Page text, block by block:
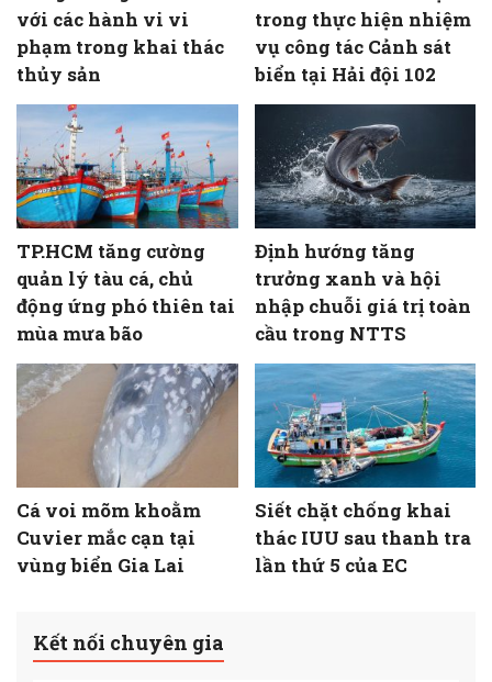
với các hành vi vi
phạm trong khai thác
thủy sản
trong thực hiện nhiệm
vụ công tác Cảnh sát
biển tại Hải đội 102
TP.HCM tăng cường
quản lý tàu cá, chủ
động ứng phó thiên tai
mùa mưa bão
Định hướng tăng
trưởng xanh và hội
nhập chuỗi giá trị toàn
cầu trong NTTS
Cá voi mõm khoằm
Cuvier mắc cạn tại
vùng biển Gia Lai
Siết chặt chống khai
thác IUU sau thanh tra
lần thứ 5 của EC
Kết nối chuyên gia